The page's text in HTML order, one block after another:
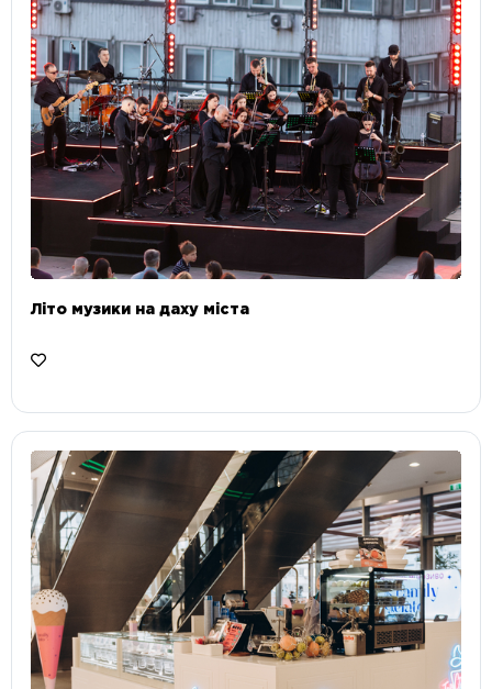
Літо музики на даху міста